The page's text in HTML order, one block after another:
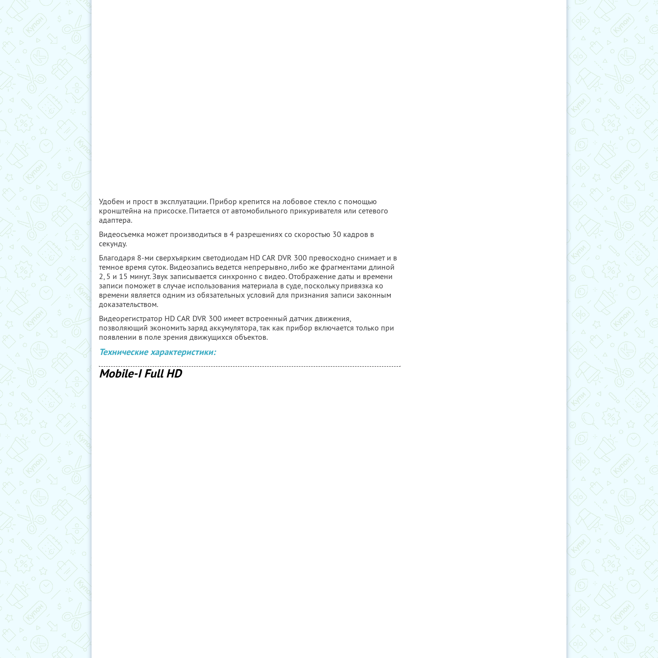
Удобен и прост в эксплуатации. Прибор крепится на лобовое стекло с помощью
кронштейна на присоске. Питается от автомобильного прикуривателя или сетевого
адаптера.
Видеосъемка может производиться в 4 разрешениях со скоростью 30 кадров в
секунду.
Благодаря 8-ми сверхъярким светодиодам HD CAR DVR 300 превосходно снимает и в
темное время суток. Видеозапись ведется непрерывно, либо же фрагментами длиной
2, 5 и 15 минут. Звук записывается синхронно с видео. Отображение даты и времени
записи поможет в случае использования материала в суде, поскольку привязка ко
времени является одним из обязательных условий для признания записи законным
доказательством.
Видеорегистратор HD CAR DVR 300 имеет встроенный датчик движения,
позволяющий экономить заряд аккумулятора, так как прибор включается только при
появлении в поле зрения движущихся объектов.
Технические характеристики:
Mobile-I Full HD